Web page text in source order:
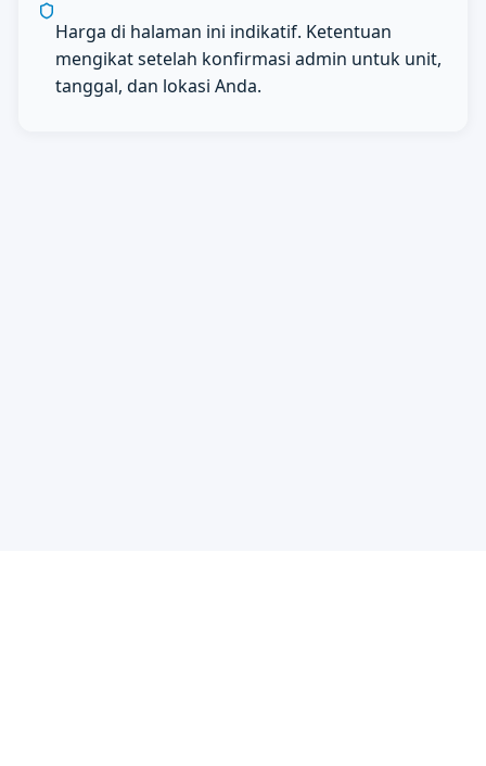
Harga di halaman ini indikatif. Ketentuan
mengikat setelah konfirmasi admin untuk unit,
tanggal, dan lokasi Anda.